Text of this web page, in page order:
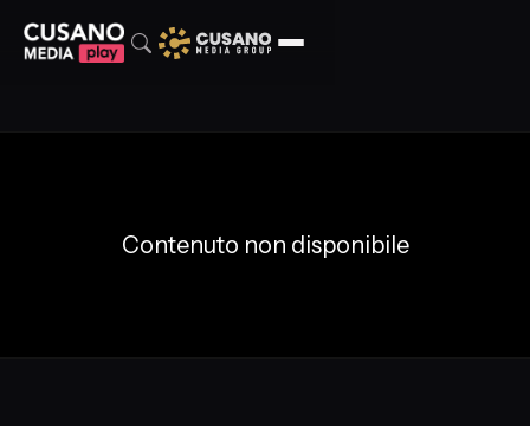
Contenuto non disponibile